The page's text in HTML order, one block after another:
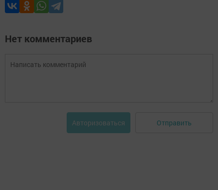
Нет комментариев
Авторизоваться Отправить